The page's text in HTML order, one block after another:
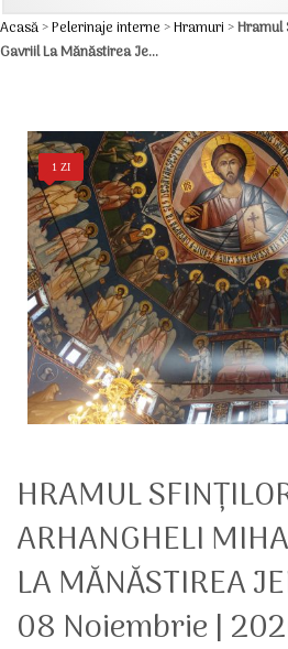
Acasă>Pelerinaje interne>Hramuri>Hramul
Gavriil La Mănăstirea Je...
1 ZI
HRAMUL
ARHANGHELI
LA MĂNĂSTIREA
08 Noiembrie |